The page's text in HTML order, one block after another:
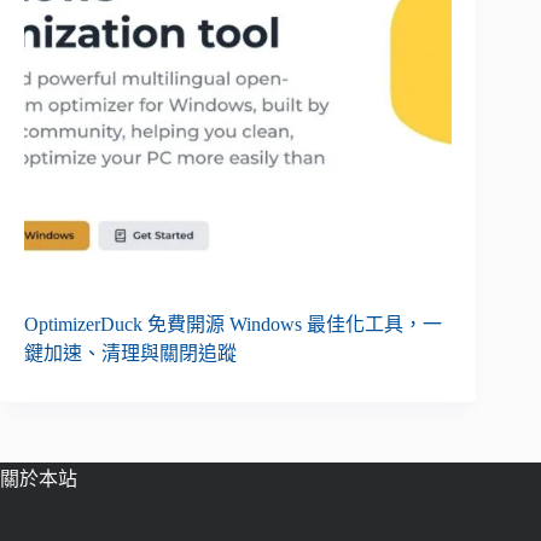
OptimizerDuck 免費開源 Windows 最佳化工具，一
鍵加速、清理與關閉追蹤
關於本站